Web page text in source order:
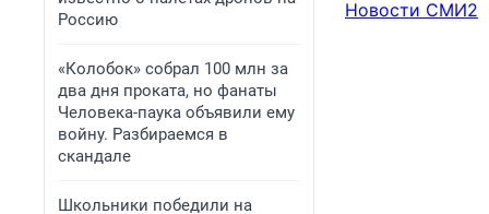
Россию
«Колобок» собрал 100 млн за
два дня проката, но фанаты
Человека-паука объявили ему
войну. Разбираемся в
скандале
Школьники победили на
Новости СМИ2